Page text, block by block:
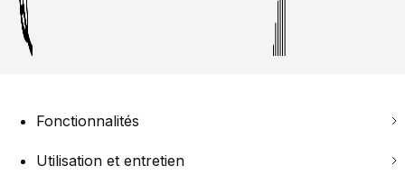
Fonctionnalités
Utilisation et entretien